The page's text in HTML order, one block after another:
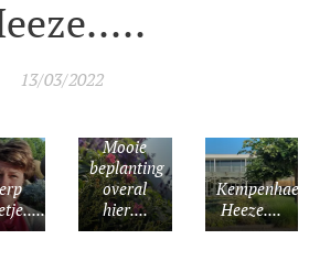
13/03/2022
Mooie
beplanting
overal
hier....
Heeze....